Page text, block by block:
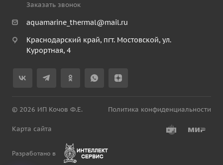
Заказать звонок
aquamarine_thermal@mail.ru
Краснодарский край, пгт. Мостовской, ул.
Курортная, 4
© 2026 ИП Кочов Ф.Е. Политика конфиденциальности
Карта сайта
Разработано в